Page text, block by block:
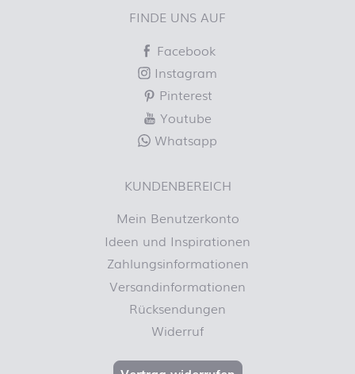
FINDE UNS AUF
Facebook
Instagram
Pinterest
Youtube
Whatsapp
KUNDENBEREICH
Mein Benutzerkonto
Ideen und Inspirationen
Zahlungsinformationen
Versandinformationen
Rücksendungen
Widerruf